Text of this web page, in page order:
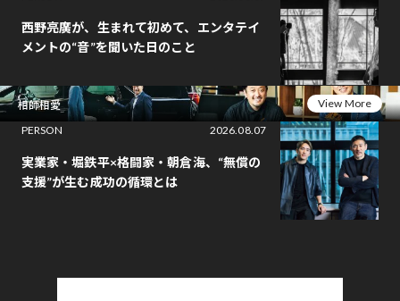
西野亮廣が、生まれて初めて、エンタテイ
メントの“音”を聞いた日のこと
相師相愛
View More
PERSON
2026.08.07
実業家・堀鉄平×格闘家・朝倉海、“無償の
支援”が生む成功の循環とは